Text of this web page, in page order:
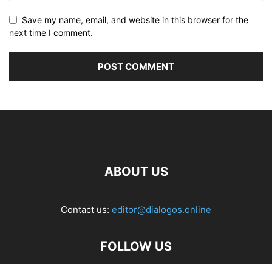
Save my name, email, and website in this browser for the
next time I comment.
ABOUT US
Contact us: editor@dialogos.online
FOLLOW US